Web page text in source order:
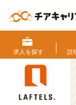
求人を探す 説